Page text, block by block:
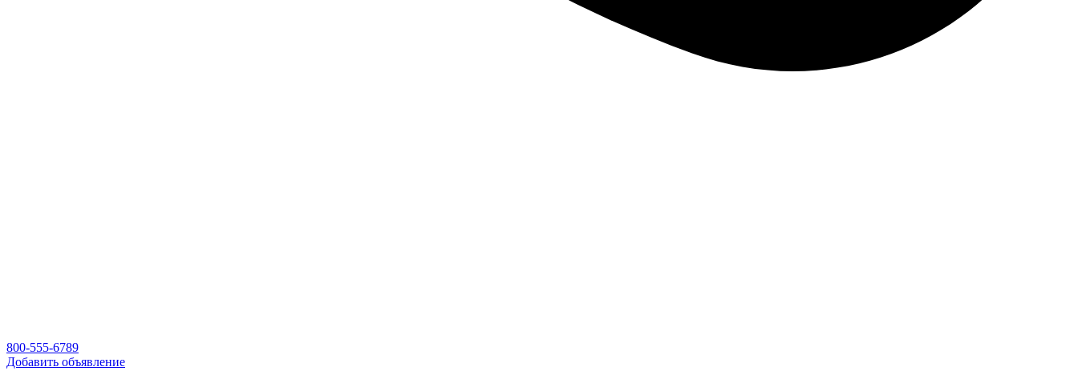
800-555-6789
Добавить объявление